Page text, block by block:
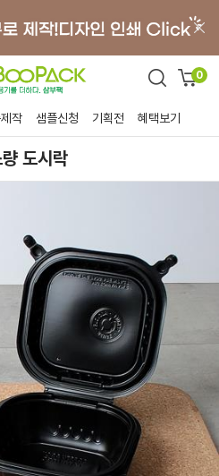
0
작 샘플신청 기획전 혜택보기
도시락